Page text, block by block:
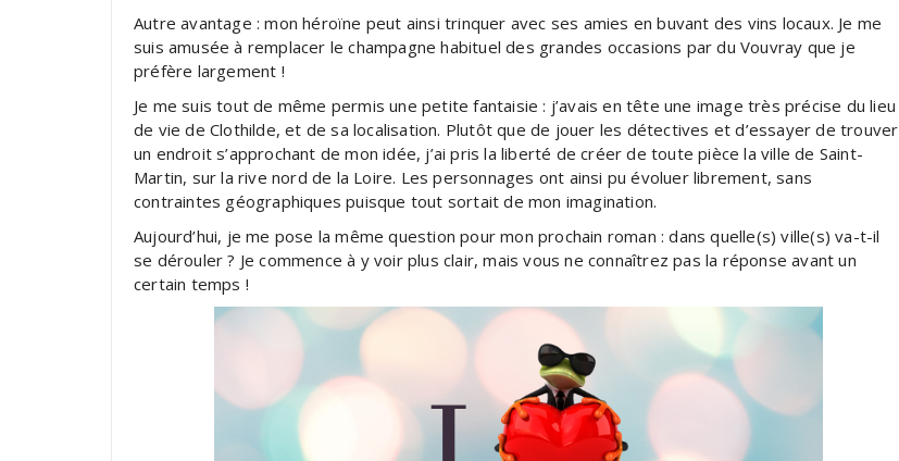
Autre avantage : mon héroïne peut ainsi trinquer avec ses amies en buvant des vins locaux. Je me
suis amusée à remplacer le champagne habituel des grandes occasions par du Vouvray que je
préfère largement !
Je me suis tout de même permis une petite fantaisie : j’avais en tête une image très précise du lieu
de vie de Clothilde, et de sa localisation. Plutôt que de jouer les détectives et d’essayer de trouver
un endroit s’approchant de mon idée, j’ai pris la liberté de créer de toute pièce la ville de Saint-
Martin, sur la rive nord de la Loire. Les personnages ont ainsi pu évoluer librement, sans
contraintes géographiques puisque tout sortait de mon imagination.
Aujourd’hui, je me pose la même question pour mon prochain roman : dans quelle(s) ville(s) va-t-il
se dérouler ? Je commence à y voir plus clair, mais vous ne connaîtrez pas la réponse avant un
certain temps !